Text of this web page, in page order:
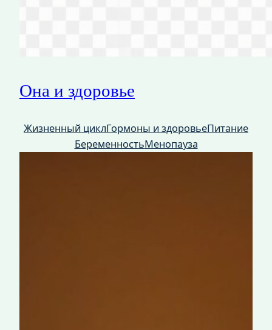
Она и здоровье
Жизненный циклГормоны и здоровьеПитание
БеременностьМенопауза